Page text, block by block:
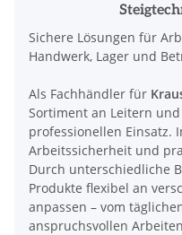
Sichere Lösungen für
Handwerk, Lager und
Als Fachhändler für
Sortiment an Leitern
professionellen Einsatz.
Arbeitssicherheit und
Durch unterschiedliche
Produkte flexibel an
anpassen – vom
anspruchsvollen